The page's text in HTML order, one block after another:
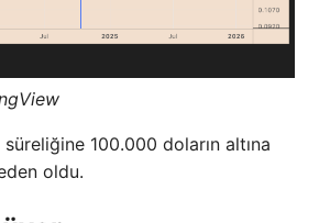
100.000 doların altına
oldu.